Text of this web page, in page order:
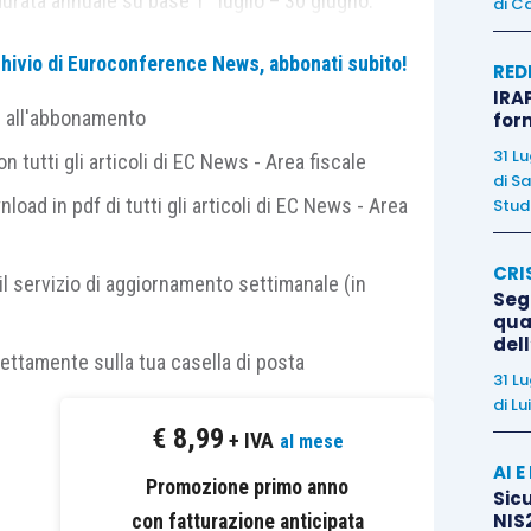
durata dell’esercizio sociale (da 12 a 6 mesi)
dell’esercizio determina un disallineamento
la decadenza dal regime
oppure è ammessa la prosecuzione del regime
ma coincidenti nella sostanza?
di Euroconference News, abbonati subito!
all'abbonamento
tutti gli articoli di EC News - Area fiscale
in pdf di tutti gli articoli di EC News - Area
servizio di aggiornamento settimanale (in
sulla tua casella di posta
€ 8,99 + IVA al mese
Promozione primo anno
con fatturazione anticipata
31
di
31
di
AI